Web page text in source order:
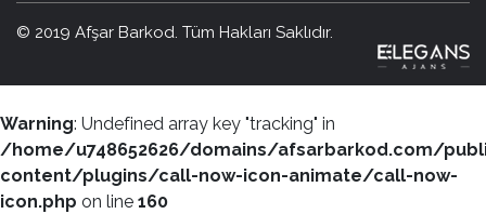
© 2019 Afşar Barkod. Tüm Hakları Saklıdır.
Warning: Undefined array key "tracking" in
/home/u748652626/domains/afsarbarkod.com/
content/plugins/call-now-icon-animate/call-now-
icon.php on line 160